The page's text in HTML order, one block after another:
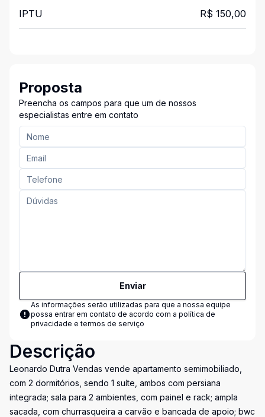
IPTU R$ 150,00
Proposta
Preencha os campos para que um de nossos
especialistas entre em contato
Enviar
As informações serão utilizadas para que a nossa equipe
possa entrar em contato de acordo com a política de
privacidade e termos de serviço
Descrição
Leonardo Dutra Vendas vende apartamento semimobiliado,
com 2 dormitórios, sendo 1 suíte, ambos com persiana
integrada; sala para 2 ambientes, com painel e rack; ampla
sacada, com churrasqueira a carvão e bancada de apoio; bwc